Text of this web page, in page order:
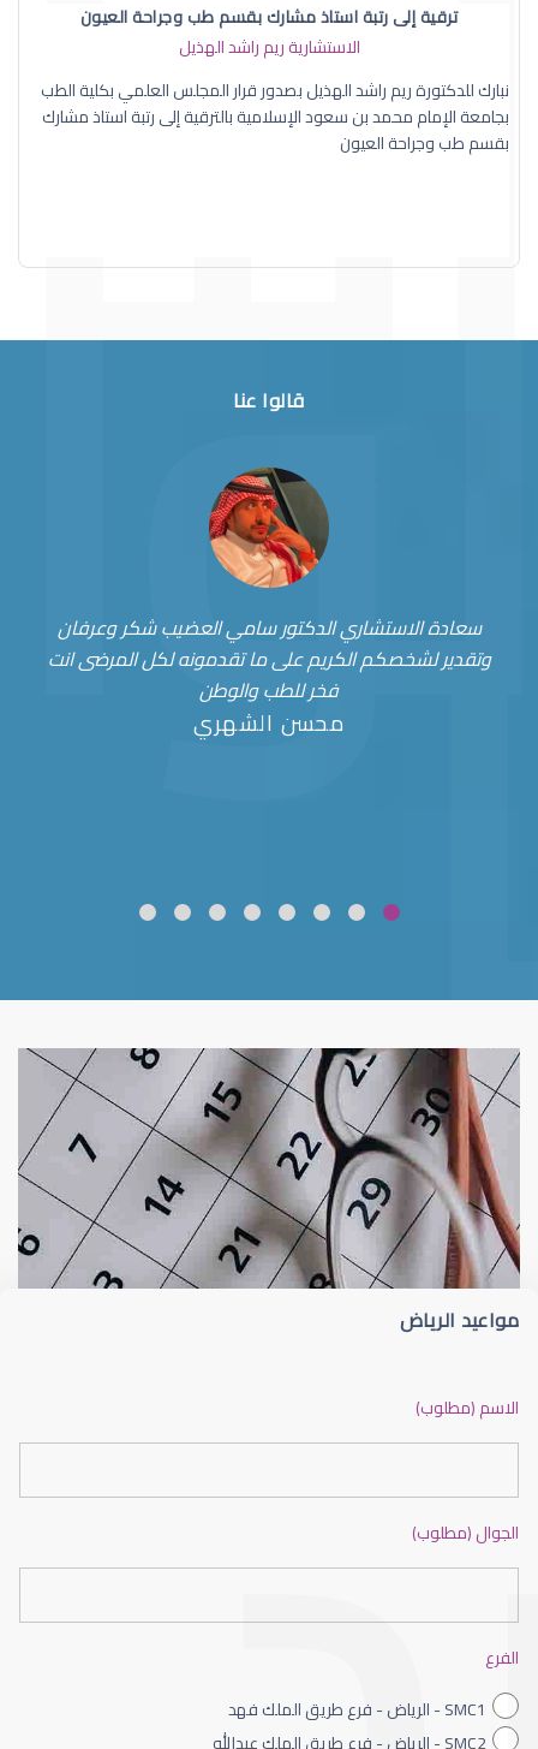
ترقية إلى رتبة استاذ مشارك بقسم طب وجراحة العيون
الاستشارية ريم راشد الهذيل
نبارك للدكتورة ريم راشد الهذيل بصدور قرار المجلس العلمي بكلية الطب
بجامعة الإمام محمد بن سعود الإسلامية بالترقية إلى رتبة استاذ مشارك
بقسم طب وجراحة العيون
قالوا عنا
سعادة الاستشاري الدكتور سامي العضيب شكر وعرفان
وتقدير لشخصكم الكريم على ما تقدمونه لكل المرضى انت
فخر للطب والوطن
محسن الشهري
قلوبال لرعاية العين ضعف نظر
ضعف نظر الاطفال
مواعيد الرياض
الاسم (مطلوب)
الجوال (مطلوب)
الفرع
SMC1 - الرياض - فرع طريق الملك فهد